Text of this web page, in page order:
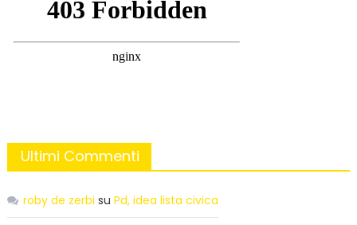
Ultimi Commenti
roby de zerbi su Pd, idea lista civica